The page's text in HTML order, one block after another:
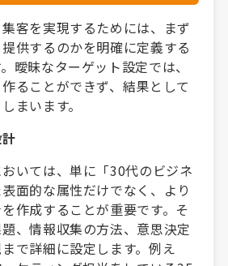
客を実現するためには、まず
提供するのかを明確に定義する
曖昧なターゲット設定では、
ることができず、結果として
まいます。
いては、単に「30代のビジネ
面的な属性だけでなく、より
作成することが重要です。そ
、情報収集の方法、意思決定
で詳細に設定します。例え